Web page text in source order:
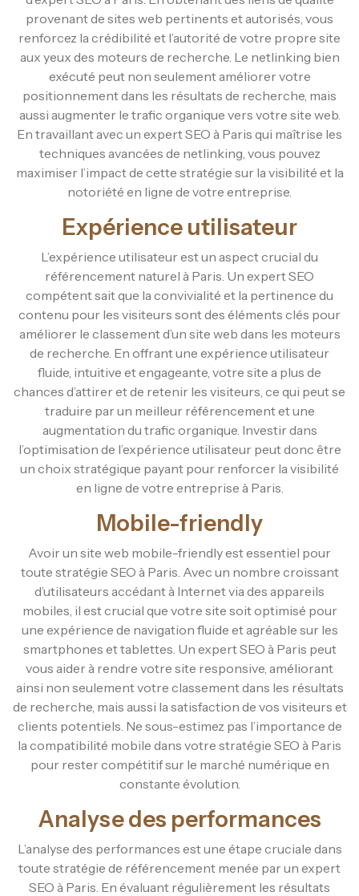
provenant de sites web pertinents et autorisés, vous
renforcez la crédibilité et l’autorité de votre propre site
aux yeux des moteurs de recherche. Le netlinking bien
exécuté peut non seulement améliorer votre
positionnement dans les résultats de recherche, mais
aussi augmenter le trafic organique vers votre site web.
En travaillant avec un expert SEO à Paris qui maîtrise les
techniques avancées de netlinking, vous pouvez
maximiser l’impact de cette stratégie sur la visibilité et la
notoriété en ligne de votre entreprise.
Expérience utilisateur
L’expérience utilisateur est un aspect crucial du
référencement naturel à Paris. Un expert SEO
compétent sait que la convivialité et la pertinence du
contenu pour les visiteurs sont des éléments clés pour
améliorer le classement d’un site web dans les moteurs
de recherche. En offrant une expérience utilisateur
fluide, intuitive et engageante, votre site a plus de
chances d’attirer et de retenir les visiteurs, ce qui peut se
traduire par un meilleur référencement et une
augmentation du trafic organique. Investir dans
l’optimisation de l’expérience utilisateur peut donc être
un choix stratégique payant pour renforcer la visibilité
en ligne de votre entreprise à Paris.
Mobile-friendly
Avoir un site web mobile-friendly est essentiel pour
toute stratégie SEO à Paris. Avec un nombre croissant
d’utilisateurs accédant à Internet via des appareils
mobiles, il est crucial que votre site soit optimisé pour
une expérience de navigation fluide et agréable sur les
smartphones et tablettes. Un expert SEO à Paris peut
vous aider à rendre votre site responsive, améliorant
ainsi non seulement votre classement dans les résultats
de recherche, mais aussi la satisfaction de vos visiteurs et
clients potentiels. Ne sous-estimez pas l’importance de
la compatibilité mobile dans votre stratégie SEO à Paris
pour rester compétitif sur le marché numérique en
constante évolution.
Analyse des performances
L’analyse des performances est une étape cruciale dans
toute stratégie de référencement menée par un expert
SEO à Paris. En évaluant régulièrement les résultats